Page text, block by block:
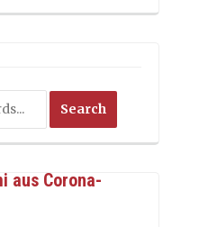
aus Corona-